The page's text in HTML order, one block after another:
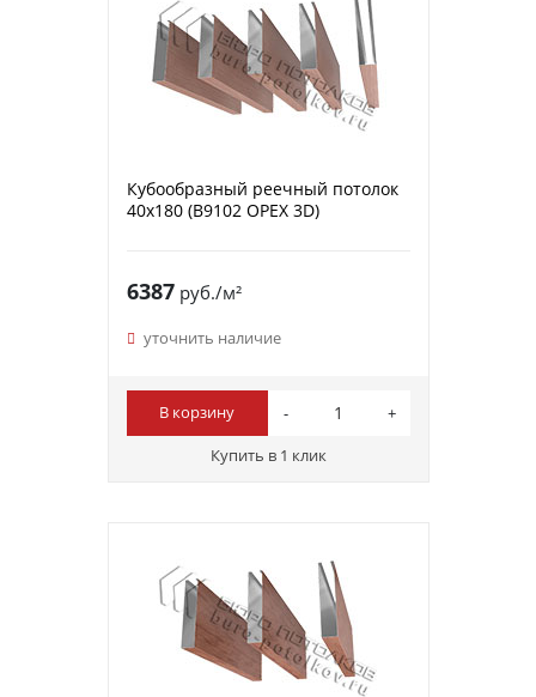
Кубообразный реечный потолок
40х180 (B9102 ОРЕХ 3D)
6387руб./м²
уточнить наличие
В корзину
Купить в 1 клик